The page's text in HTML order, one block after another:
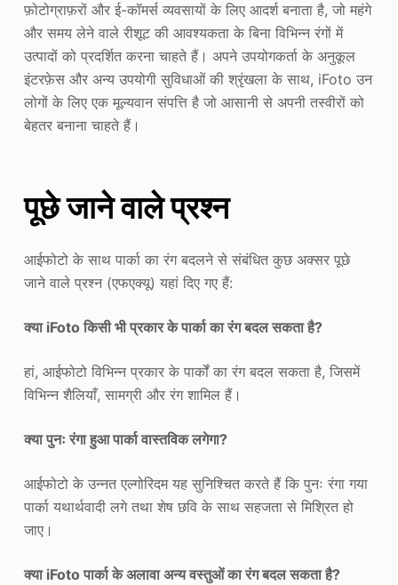
फ़ोटोग्राफ़रों और ई-कॉमर्स व्यवसायों के लिए आदर्श बनाता है, जो महंगे
और समय लेने वाले रीशूट की आवश्यकता के बिना विभिन्न रंगों में
उत्पादों को प्रदर्शित करना चाहते हैं। अपने उपयोगकर्ता के अनुकूल
इंटरफ़ेस और अन्य उपयोगी सुविधाओं की श्रृंखला के साथ, iFoto उन
लोगों के लिए एक मूल्यवान संपत्ति है जो आसानी से अपनी तस्वीरों को
बेहतर बनाना चाहते हैं।
पूछे जाने वाले प्रश्न
आईफोटो के साथ पार्का का रंग बदलने से संबंधित कुछ अक्सर पूछे
जाने वाले प्रश्न (एफएक्यू) यहां दिए गए हैं:
क्या iFoto किसी भी प्रकार के पार्का का रंग बदल सकता है?
हां, आईफोटो विभिन्न प्रकार के पार्कों का रंग बदल सकता है, जिसमें
विभिन्न शैलियाँ, सामग्री और रंग शामिल हैं।
क्या पुनः रंगा हुआ पार्का वास्तविक लगेगा?
आईफोटो के उन्नत एल्गोरिदम यह सुनिश्चित करते हैं कि पुनः रंगा गया
पार्का यथार्थवादी लगे तथा शेष छवि के साथ सहजता से मिश्रित हो
जाए।
क्या iFoto पार्का के अलावा अन्य वस्तुओं का रंग बदल सकता है?